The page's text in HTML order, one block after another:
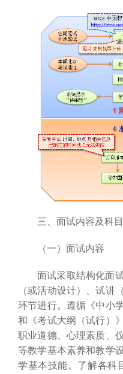
三、面试内容及科目
（一）面试内容
面试采取结构化面
（或活动设计）、试讲
环节进行。遵循《中小
和《考试大纲（试行）
职业道德、心理素质、
等教学基本素养和教学
学基本技能。了解各科